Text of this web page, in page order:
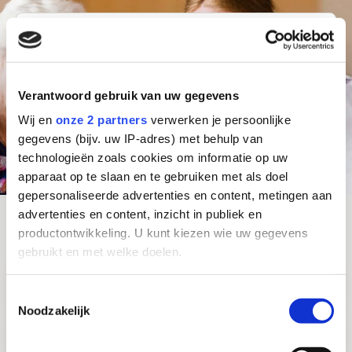
Verantwoord gebruik van uw gegevens
Wij en onze 2 partners verwerken je persoonlijke
gegevens (bijv. uw IP-adres) met behulp van
technologieën zoals cookies om informatie op uw
apparaat op te slaan en te gebruiken met als doel
gepersonaliseerde advertenties en content, metingen aan
advertenties en content, inzicht in publiek en
productontwikkeling. U kunt kiezen wie uw gegevens
gebruikt en met welke doelen.
Informatie verzamelen over uw geografische
Uw apparaat identificeren door het actief te
Noodzakelijk
Waar ben je naar op zoek?
Stad of postcode
Zoeken
Alle vacatures
Direct door naar:
Bekijk
over